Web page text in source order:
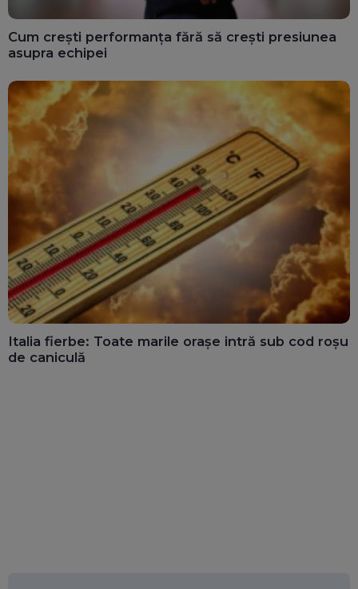
Cum crești performanța fără să crești presiunea
asupra echipei
Italia fierbe: Toate marile orașe intră sub cod roșu
de caniculă